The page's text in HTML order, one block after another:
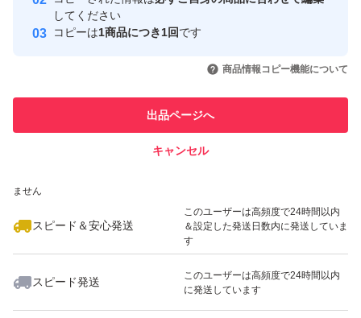
取引実績
引を完了させた実績があります
での取引実績があります
ません
スピード＆安心発送
このユーザーは高頻度で24時間以内
＆設定した発送日数内に発送していま
す
スピード発送
このユーザーは高頻度で24時間以内
に発送しています
してください
コピーは1商品につき1回です
商品情報コピー機能について
出品ページへ
キャンセル
いいね！
700